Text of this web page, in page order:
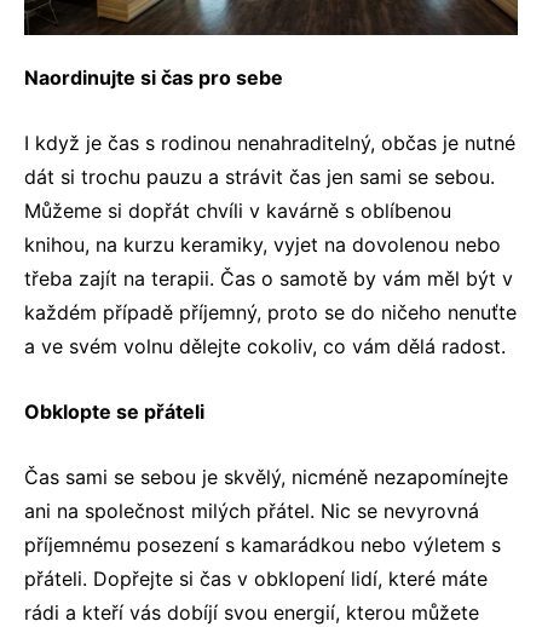
Naordinujte si čas pro sebe
I když je čas s rodinou nenahraditelný, občas je nutné
dát si trochu pauzu a strávit čas jen sami se sebou.
Můžeme si dopřát chvíli v kavárně s oblíbenou
knihou, na kurzu keramiky, vyjet na dovolenou nebo
třeba zajít na terapii. Čas o samotě by vám měl být v
každém případě příjemný, proto se do ničeho nenuťte
a ve svém volnu dělejte cokoliv, co vám dělá radost.
Obklopte se přáteli
Čas sami se sebou je skvělý, nicméně nezapomínejte
ani na společnost milých přátel. Nic se nevyrovná
příjemnému posezení s kamarádkou nebo výletem s
přáteli. Dopřejte si čas v obklopení lidí, které máte
rádi a kteří vás dobíjí svou energií, kterou můžete